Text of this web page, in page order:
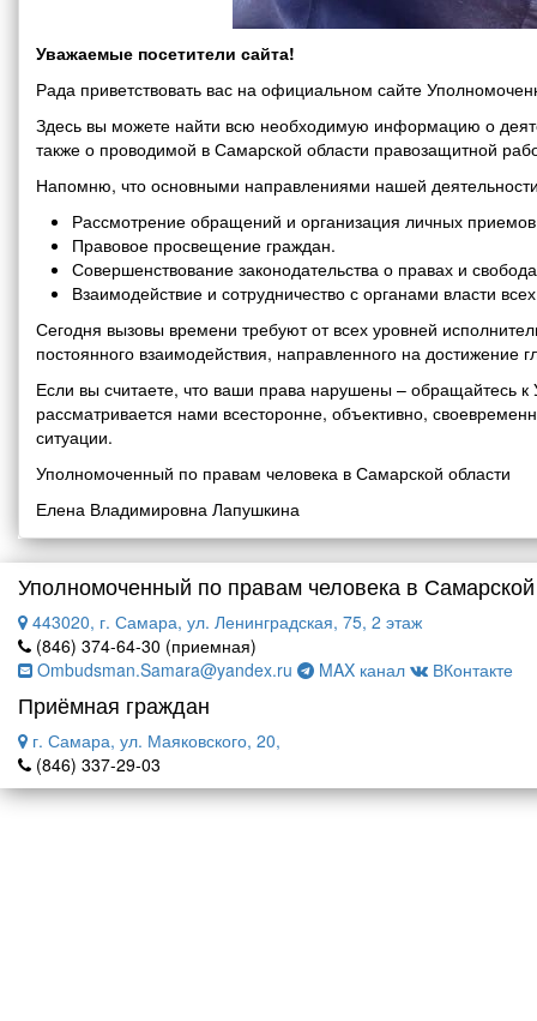
Уважаемые посетители сайта!
Рада приветствовать вас на официальном сайте
Здесь вы можете найти всю необходимую информацию о
также о проводимой в Самарской области правозащитной
Напомню, что основными направлениями нашей
Рассмотрение обращений и организация личных
Правовое просвещение граждан.
Совершенствование законодательства о правах и
Взаимодействие и сотрудничество с органами власти
Сегодня вызовы времени требуют от всех уровней
постоянного взаимодействия, направленного на
Если вы считаете, что ваши права нарушены – обращайтесь
рассматривается нами всесторонне, объективно,
ситуации.
Уполномоченный по правам человека в Самарской области
Елена Владимировна Лапушкина
Уполномоченный по правам человека в
443020, г. Самара, ул. Ленинградская, 75, 2 этаж
(846) 374-64-30 (приемная)
Ombudsman.Samara@yandex.ru
MAX канал ВКонтакте
Приёмная граждан
г. Самара, ул. Маяковского, 20,
(846) 337-29-03